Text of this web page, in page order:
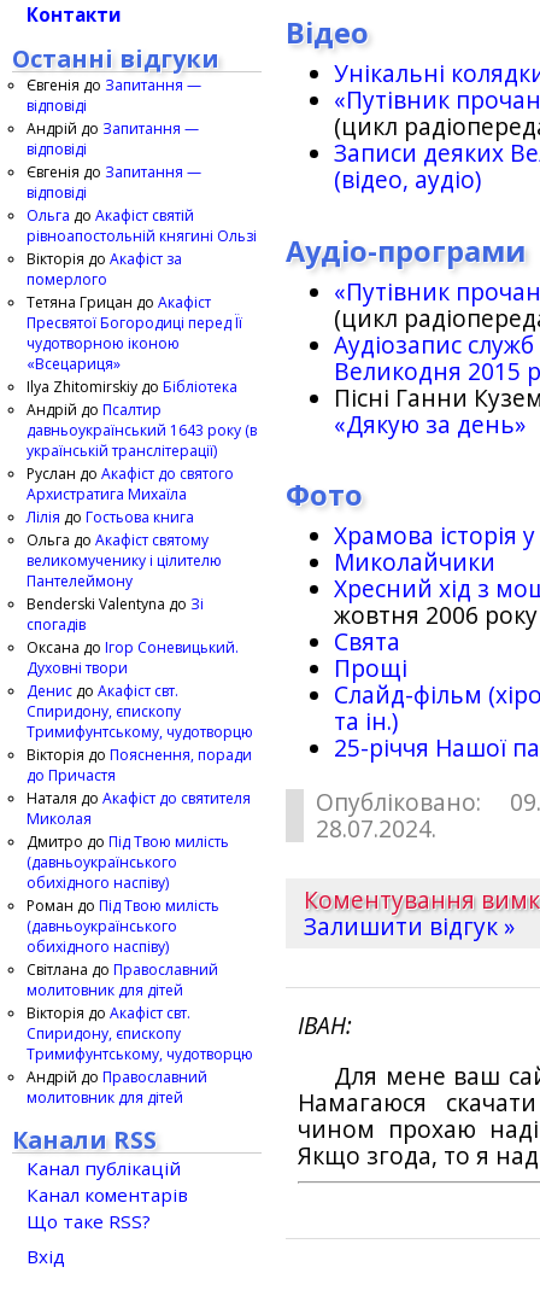
Відео
Унікальні
«Путівник
(цикл
Записи деяких
(відео, аудіо)
Аудіо-програми
«Путівник
(цикл
Аудіозапис
Великодня 2015
Пісні Ганни
«Дякую за день»
Фото
Храмова історія
Миколайчики
Хресний хід з
жовтня 2006 року
Свята
Прощі
Слайд-фільм
та ін.)
25-рiччя Нашої
Опубліковано:
28.07.2024.
Коментування
Залишити відгук »
ІВАН
Для мене ваш
Намагаюся
чином прохаю
Якщо згода, то я
Контакти
Останні відгуки
Євгенія до Запитання —
відповіді
Андрій до Запитання —
відповіді
Євгенія до Запитання —
відповіді
Ольга до Акафіст святій
рівноапостольній княгині Ользі
Вікторія до Акафіст за
померлого
Тетяна Грицан до Акафіст
Пресвятої Богородиці перед Її
чудотворною іконою
«Всецариця»
Ilya Zhitomirskiy до Бібліотека
Андрій до Псалтир
давньоукраїнський 1643 року (в
українській транслітерації)
Руслан до Акафіст до святого
Архистратига Михаїла
Лілія до Гостьова книга
Ольга до Акафіст святому
великомученику і цілителю
Пантелеймону
Benderski Valentyna до Зі
спогадів
Оксана до Ігор Соневицький.
Духовні твори
Денис до Акафіст свт.
Спиридону, єпископу
Тримифунтському, чудотворцю
Вікторія до Пояснення, поради
до Причастя
Наталя до Акафіст до святителя
Миколая
Дмитро до Під Твою милість
(давньоукраїнського
обихідного наспіву)
Роман до Під Твою милість
(давньоукраїнського
обихідного наспіву)
Світлана до Православний
молитовник для дітей
Вікторія до Акафіст свт.
Спиридону, єпископу
Тримифунтському, чудотворцю
Андрій до Православний
молитовник для дітей
Канали RSS
Канал публікацій
Канал коментарів
Що таке RSS?
Вхід